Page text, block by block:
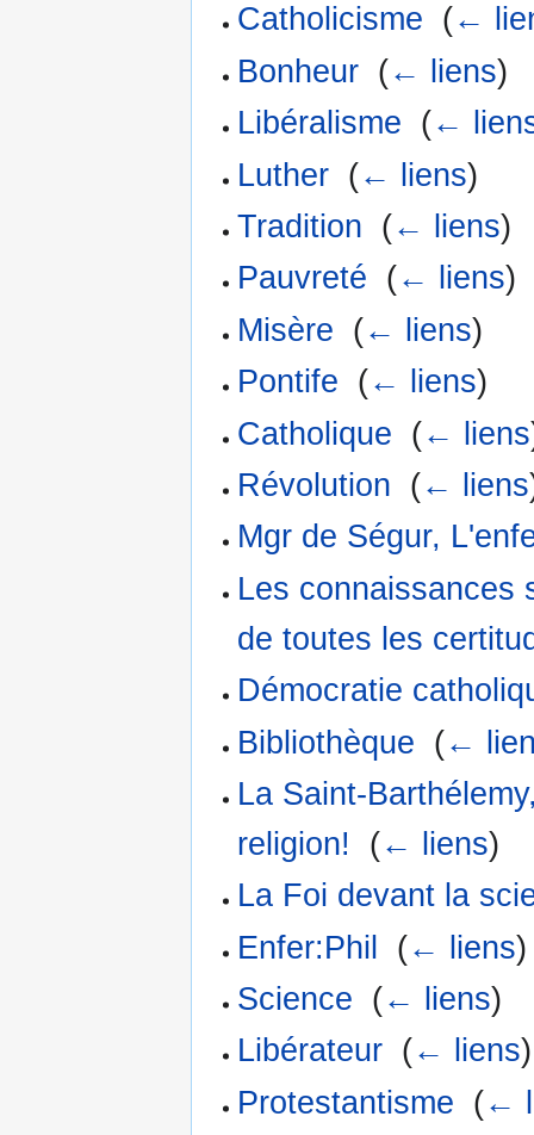
Catholicisme (←
Bonheur (← liens)
Libéralisme (←
Luther (← liens)
Tradition (← liens)
Pauvreté (← liens)
Misère (← liens)
Pontife (← liens)
Catholique (← liens
Révolution (← liens
Mgr de Ségur,
Les connaissances
de toutes les
Démocratie
Bibliothèque (←
La Saint-
religion!
(← liens)
La Foi devant la
Enfer:Phil
(← liens)
Science (← liens)
Libérateur (← liens)
Protestantisme (←